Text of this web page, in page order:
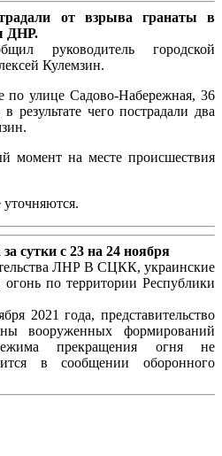
от взрыва гранаты в
ДНР.
руководитель городской
Кулемзин.
по улице Садово-Набережная, 36
результате чего пострадали два
момент на месте происшествия
сутки с 23 на 24 ноября
ЛНР В СЦКК, украинские
по территории Республики
2021 года, представительство
формирований
прекращения огня не
в сообщении оборонного